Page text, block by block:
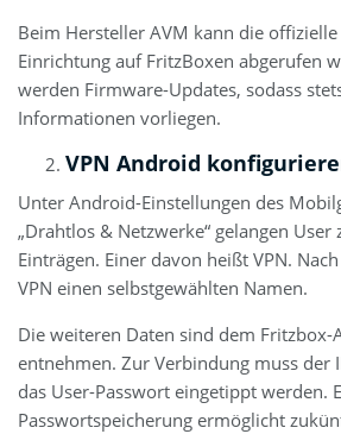
Beim Hersteller AVM kann die
Einrichtung auf FritzBoxen abgerufen
werden Firmware-Updates, sodass
Informationen vorliegen.
VPN Android
Unter Android-Einstellungen des
„Drahtlos & Netzwerke“ gelangen User
Einträgen. Einer davon heißt VPN.
VPN einen selbstgewählten Namen.
Die weiteren Daten sind dem Fritzbox-
entnehmen. Zur Verbindung muss der
das User-Passwort eingetippt werden.
Passwortspeicherung ermöglicht